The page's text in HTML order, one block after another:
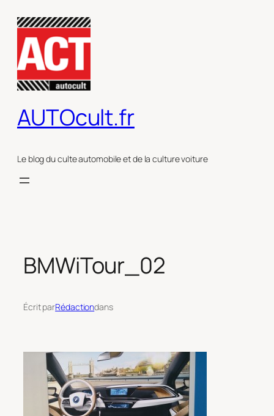
contenu
AUTOcult.fr
Le blog du culte automobile et de la culture voiture
BMWiTour_02
Écrit parRédactiondans